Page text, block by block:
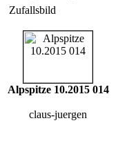
Zufallsbild
Alpspitze 10.2015 014
claus-juergen